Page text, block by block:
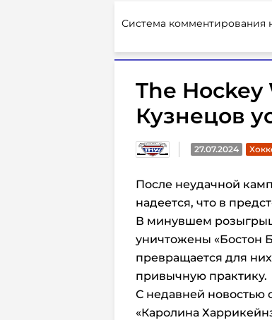
Система комментирования
The Hockey
Кузнецов
27.07.2024
После неудачной
надеется, что в
В минувшем
уничтожены «Бостон
превращается для
привычную практику.
С недавней новостью
«Каролина